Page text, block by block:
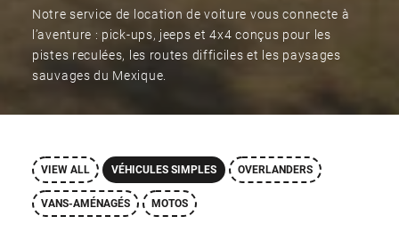
Notre service de location de voiture vous connecte à
l’aventure : pick-ups, jeeps et 4x4 conçus pour les
pistes reculées, les routes difficiles et les paysages
sauvages du Mexique.
VIEW ALL VÉHICULES SIMPLES OVERLANDERS
VANS-AMÉNAGÉS MOTOS